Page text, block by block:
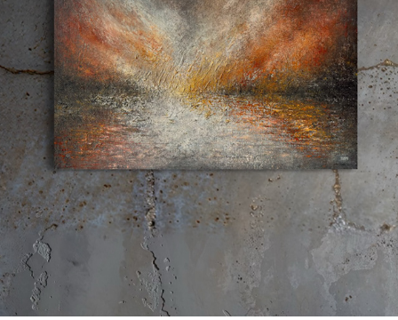
EKSPLOSIV FORVENTNING
2025